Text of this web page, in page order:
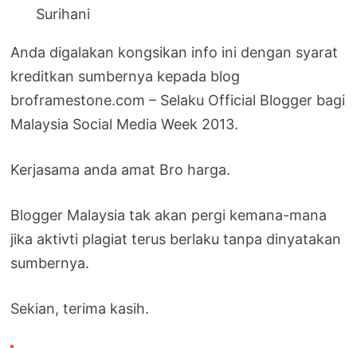
Surihani
Anda digalakan kongsikan info ini dengan syarat
kreditkan sumbernya kepada blog
broframestone.com – Selaku Official Blogger bagi
Malaysia Social Media Week 2013.
Kerjasama anda amat Bro harga.
Blogger Malaysia tak akan pergi kemana-mana
jika aktivti plagiat terus berlaku tanpa dinyatakan
sumbernya.
Sekian, terima kasih.